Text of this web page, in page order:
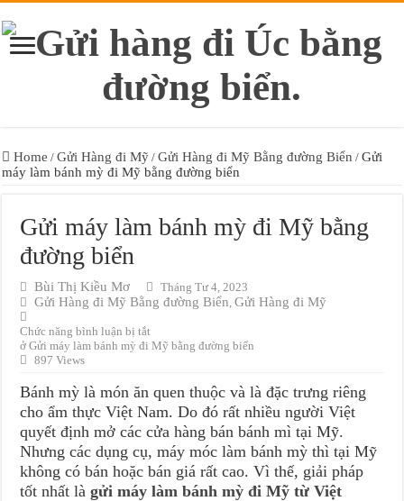
Home / Gửi Hàng đi Mỹ / Gửi Hàng đi Mỹ Bằng đường Biển / Gửi
máy làm bánh mỳ đi Mỹ bằng đường biển
Gửi máy làm bánh mỳ đi Mỹ bằng
đường biển
Bùi Thị Kiều Mơ Tháng Tư 4, 2023
Gửi Hàng đi Mỹ Bằng đường Biển,Gửi Hàng đi Mỹ
Chức năng bình luận bị tắt
ở Gửi máy làm bánh mỳ đi Mỹ bằng đường biển
897 Views
Bánh mỳ là món ăn quen thuộc và là đặc trưng riêng
cho ẩm thực Việt Nam. Do đó rất nhiều người Việt
quyết định mở các cửa hàng bán bánh mì tại Mỹ.
Nhưng các dụng cụ, máy móc làm bánh mỳ thì tại Mỹ
không có bán hoặc bán giá rất cao. Vì thế, giải pháp
tốt nhất làgửi máy làm bánh mỳ đi Mỹ từ Việt